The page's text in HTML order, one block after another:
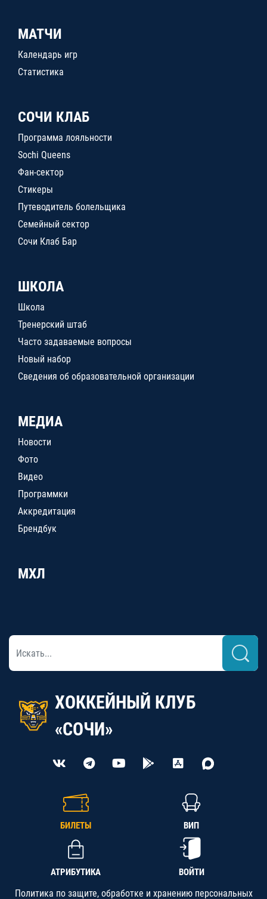
МАТЧИ
Календарь игр
Статистика
СОЧИ КЛАБ
Программа лояльности
Sochi Queens
Фан-сектор
Стикеры
Путеводитель болельщика
Семейный сектор
Сочи Клаб Бар
ШКОЛА
Школа
Тренерский штаб
Часто задаваемые вопросы
Новый набор
Сведения об образовательной организации
МЕДИА
Новости
Фото
Видео
Программки
Аккредитация
Брендбук
МХЛ
ХОККЕЙНЫЙ КЛУБ
«СОЧИ»
БИЛЕТЫ ВИП
АТРИБУТИКА ВОЙТИ
Политика по защите, обработке и хранению персональных